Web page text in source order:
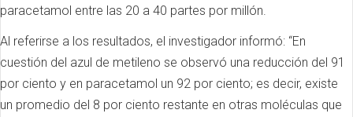
paracetamol entre las 20 a 40 partes por millón.
Al referirse a los resultados, el investigador informó: “En
cuestión del azul de metileno se observó una reducción del 91
por ciento y en paracetamol un 92 por ciento; es decir, existe
un promedio del 8 por ciento restante en otras moléculas que